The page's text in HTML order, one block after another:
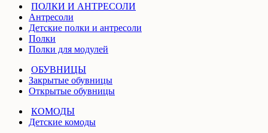
ПОЛКИ И АНТРЕСОЛИ
Антресоли
Детские полки и антресоли
Полки
Полки для модулей
ОБУВНИЦЫ
Закрытые обувницы
Открытые обувницы
КОМОДЫ
Детские комоды